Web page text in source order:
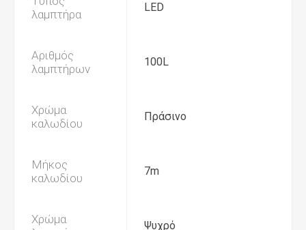
λαμπτήρα
LED
Αριθμός
λαμπτήρων
100L
Χρώμα
καλωδίου
Πράσινο
Μήκος
καλωδίου
7m
Χρώμα
Ψυχρό